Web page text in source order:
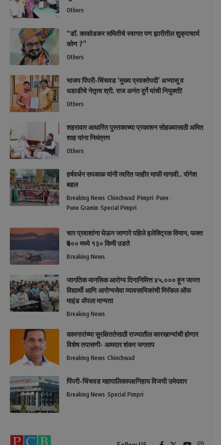
Others
“डॉ. काकोडकर समितीचे स्वागत पण झारीतील शुक्राचार्य
कोण ?”
Others
भाजप पिंपरी-चिंचवड ‘मुख्य प्रवक्तेपदी’ अभ्यासू व
धडाडीचे नेतृत्व श्री. राज अनंत दुर्गे यांची नियुक्ती!
Others
शहरावार आधारित पुस्तकाच्या प्रकाशन सोहळ्यासाठी अमित
शाह यांना निमंत्रण
Others
हर्षवर्धन सपकाळ यांनी त्वरित जाहीर माफी मागावी.. योगेश
बहल
Breaking News Chinchwad Pimpri Pune
Pune Gramin Special Pimpri
चार प्रवाशांना घेऊन जाणारे पहिले इलेक्ट्रिक विमान, फक्त
₹७०० मध्ये १३० किमी उडते
Breaking News
जागतिक मानसिक आरोग्य दिनानिमित्त ४५,००० हून जास्त
विद्यार्थी आणि आरोग्यसेवा व्यावसायिकांची मिरॅकल ऑफ
माइंड ॲपला मान्यता
Breaking News
कामगारांच्या सुरक्षिततेसाठी राज्यातील कारखान्यांची होणार
विशेष तपासणी- आमदार शंकर जगताप
Breaking News Chinchwad
पिंपरी-चिंचवड महापालिकापक्षनिहाय विजयी उमेदवार
Breaking News Special Pimpri